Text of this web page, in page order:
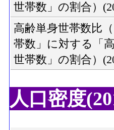
世帯数」の割合）
高齢単身世帯数比
帯数」に対する「
世帯数」の割合）
人口密度